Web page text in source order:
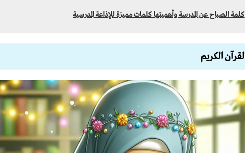
كلمة الصباح عن المدرسة وأهميتها كلمات مميزة للإذاعة المدرسية